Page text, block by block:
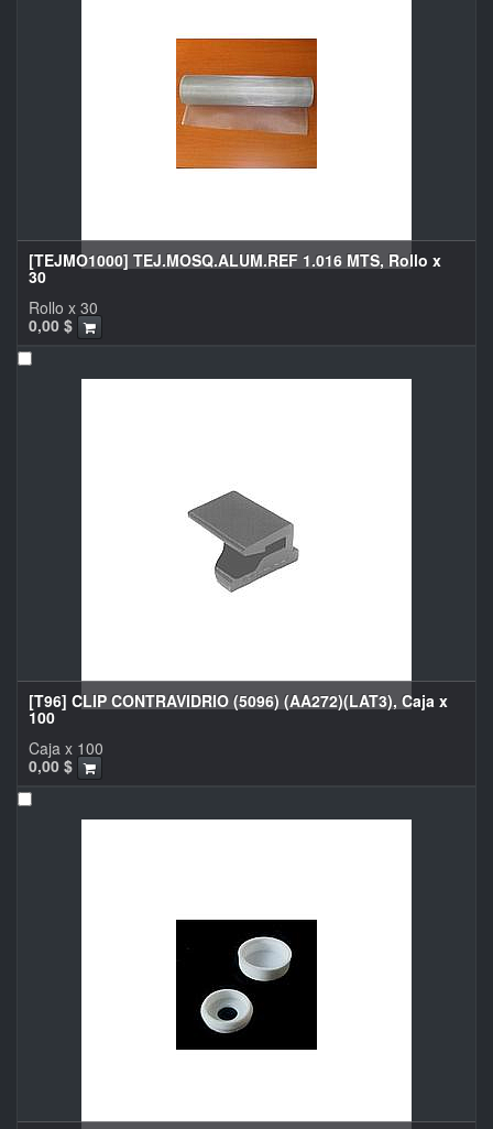
[TEJMO1000] TEJ.MOSQ.ALUM.REF 1.016 MTS, Rollo x
30
0,00 $
Rollo x 30
[T96] CLIP CONTRAVIDRIO (5096) (AA272)(LAT3), Caja x
100
0,00 $
Caja x 100